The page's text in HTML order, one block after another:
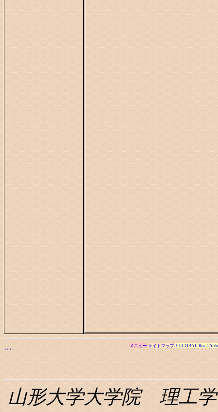
… メニュー サイトマップ J-GLOBAL ReaD
山形大学大学院 理工